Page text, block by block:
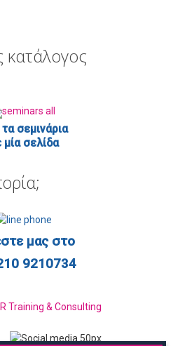
σεμινάρια
μία σελίδα
μας στο
9210734
Training & Consulting